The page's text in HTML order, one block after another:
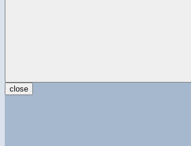
close